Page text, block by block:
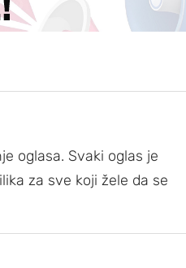
oglasa. Svaki oglas je
za sve koji žele da se